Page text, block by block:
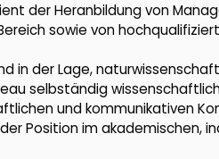
der Heranbildung von
sowie von
in der Lage,
selbständig
und kommunikativen
Position im akademischen,